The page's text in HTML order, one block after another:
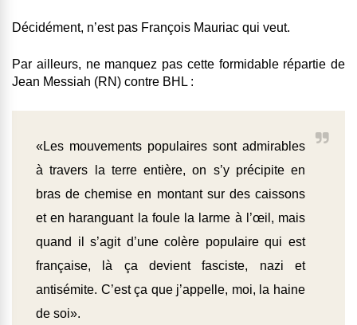
Décidément, n’est pas François Mauriac qui veut.
Par ailleurs, ne manquez pas cette formidable répartie de
Jean Messiah (RN) contre BHL :
«Les mouvements populaires sont admirables
à travers la terre entière, on s’y précipite en
bras de chemise en montant sur des caissons
et en haranguant la foule la larme à l’œil, mais
quand il s’agit d’une colère populaire qui est
française, là ça devient fasciste, nazi et
antisémite. C’est ça que j’appelle, moi, la haine
de soi».